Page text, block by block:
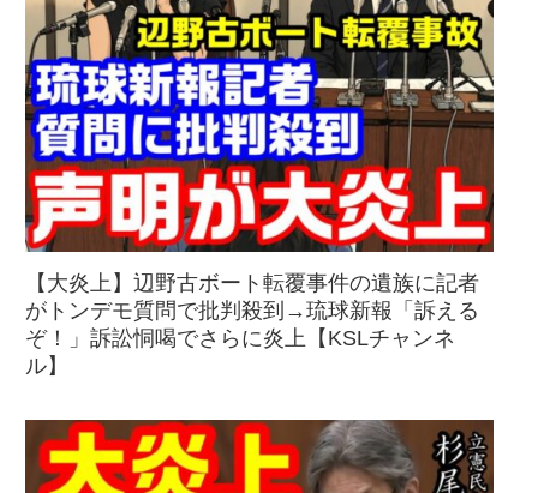
【大炎上】辺野古ボート転覆事件の遺族に記者
がトンデモ質問で批判殺到→琉球新報「訴える
ぞ！」訴訟恫喝でさらに炎上【KSLチャンネ
ル】